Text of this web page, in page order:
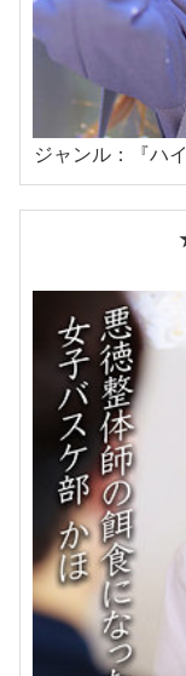
ジャンル：『ハ